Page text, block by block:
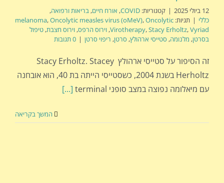
12 ביולי 2025 | קטגוריות: COVID
, אורח חיים, בריאות ורפואה,
כללי | תגיות: melanoma,Oncolytic measles virus (oMeV),Oncolytic
Virotherapy,Stacy Erholtz,Vyriad
, וירוס הרפס, וירוס חצבת, טיפול
בסרטן, מלנומה, סטייסי ארהולץ, סרטן, ריפוי סרטן | 0 תגובות
זה הסיפור על סטייסי ארהולץ Stacy Erholtz. Stacey
Herholtz בשנת 2004, כשסטייסי הייתה בת 40, הוא אובחנה
עם מיאלומה נפוצה במצב סופני terminal
[...]
המשך בקריאה